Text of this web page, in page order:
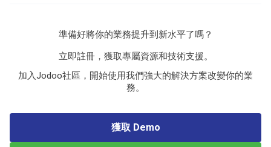
準備好將你的業務提升到新水平了嗎？
立即註冊，獲取專屬資源和技術支援。
加入Jodoo社區，開始使用我們強大的解決方案改變你的業
務。
獲取 Demo